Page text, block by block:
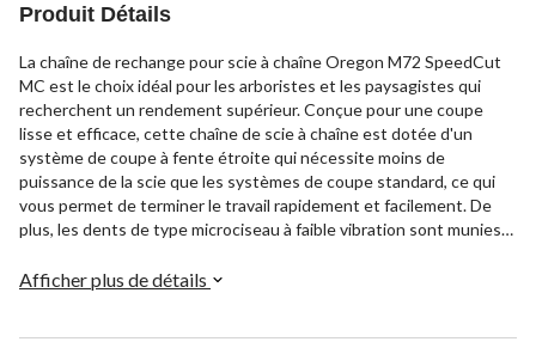
Produit Détails
La chaîne de rechange pour scie à chaîne Oregon M72 SpeedCut
MC est le choix idéal pour les arboristes et les paysagistes qui
recherchent un rendement supérieur. Conçue pour une coupe
lisse et efficace, cette chaîne de scie à chaîne est dotée d'un
système de coupe à fente étroite qui nécessite moins de
puissance de la scie que les systèmes de coupe standard, ce qui
vous permet de terminer le travail rapidement et facilement. De
plus, les dents de type microciseau à faible vibration sont munies
d'excellentes performances et de faciliter l'entretien. Cette chaîne
Afficher plus de détails